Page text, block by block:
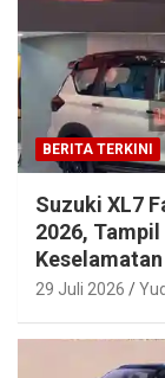
BERITA TERKINI
Suzuki XL7
2026,
29 Juli 2026